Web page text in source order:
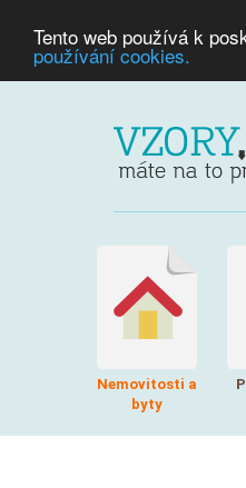
Tento web používá k
používání cookies.
Nemovitosti a
byty